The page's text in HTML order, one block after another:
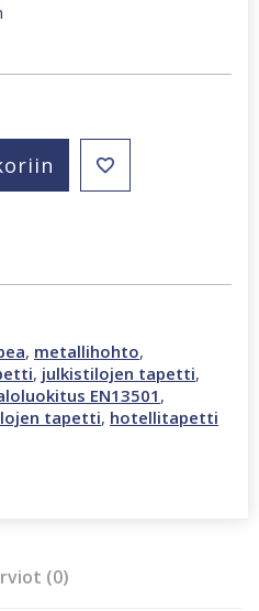
, metallihohto,
, julkistilojen tapetti,
EN13501,
tapetti, hotellitapetti
(0)